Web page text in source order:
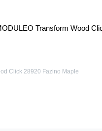
Transform Wood
Click 28920 Fazino Maple